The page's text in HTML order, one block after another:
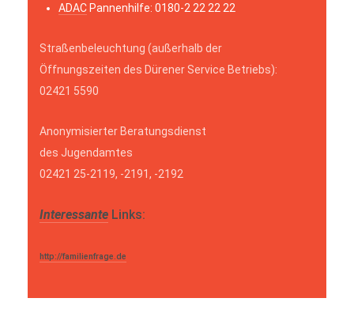
ADAC Pannenhilfe: 0180-2 22 22 22
Straßenbeleuchtung (außerhalb der
Öffnungszeiten des Dürener Service Betriebs):
02421 5590
Anonymisierter Beratungsdienst
des Jugendamtes
02421 25-2119, -2191, -2192
Interessante Links:
http://familienfrage.de